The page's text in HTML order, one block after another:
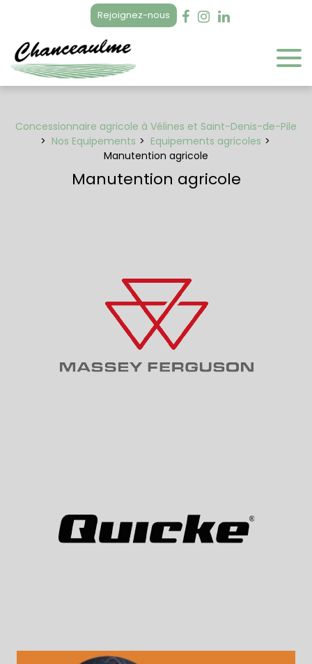
Rejoignez-nous
Concessionnaire agricole à Vélines et Saint-Denis-de-Pile
Nos Equipements
Equipements agricoles
Manutention agricole
Manutention agricole
Panneau de gestion des cookies